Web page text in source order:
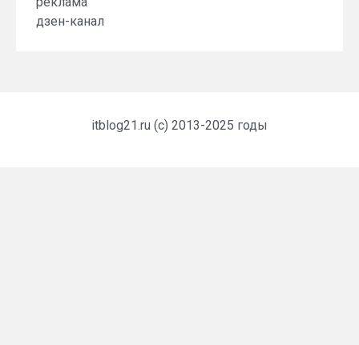
дзен-канал
itblog21.ru (c) 2013-2025 годы